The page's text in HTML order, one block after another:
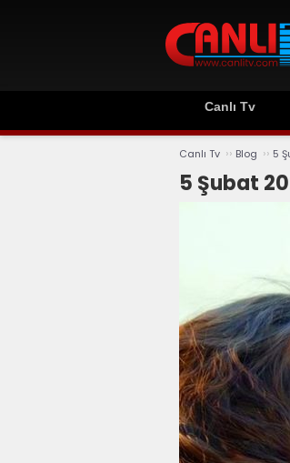
Canlı Tv
Canlı Tv ›› Blog ›› 5
5 Şubat